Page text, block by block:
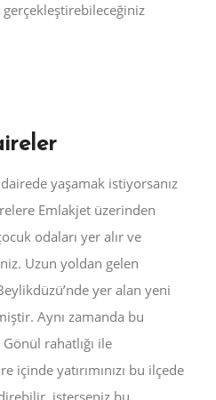
yaşamak istiyorsanız
Emlakjet üzerinden
odaları yer alır ve
Uzun yoldan gelen
yer alan yeni
Aynı zamanda bu
rahatlığı ile
içinde yatırımınızı bu ilçede
isterseniz bu